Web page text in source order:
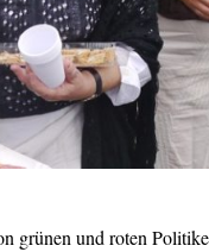
grünen und roten